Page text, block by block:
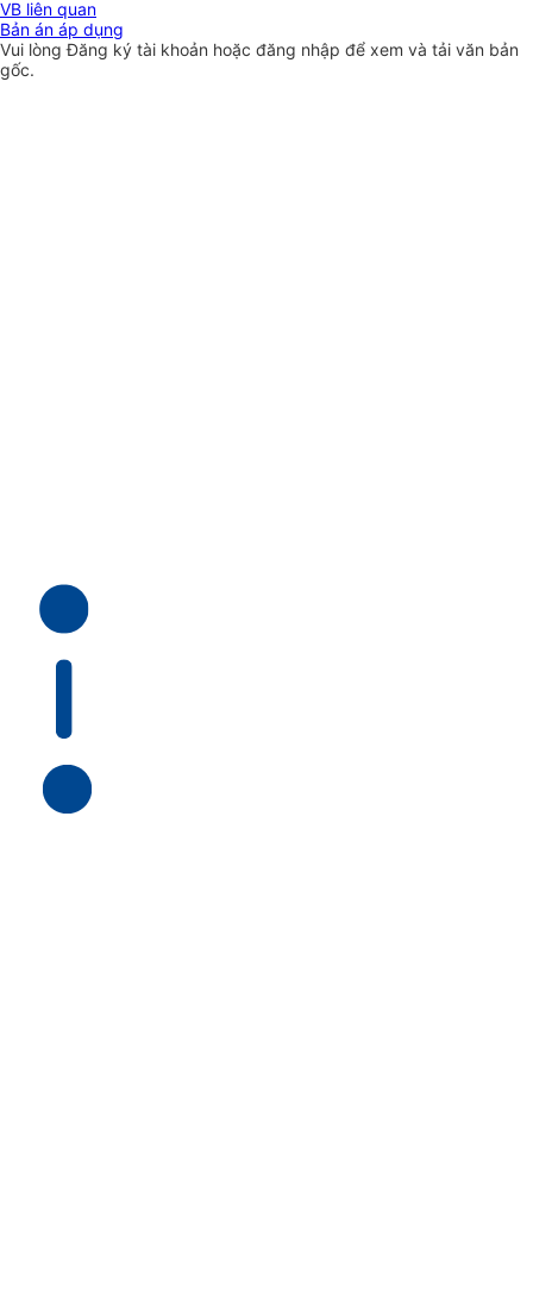
VB liên quan
Bản án áp dụng
Vui lòngĐăng ký tài khoản hoặc đăng nhập để xem và tải văn bản
gốc.